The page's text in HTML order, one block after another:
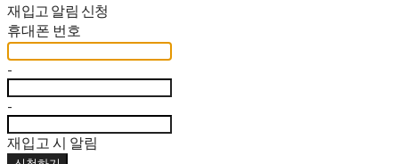
재입고 알림 신청
휴대폰 번호
-
-
재입고 시 알림